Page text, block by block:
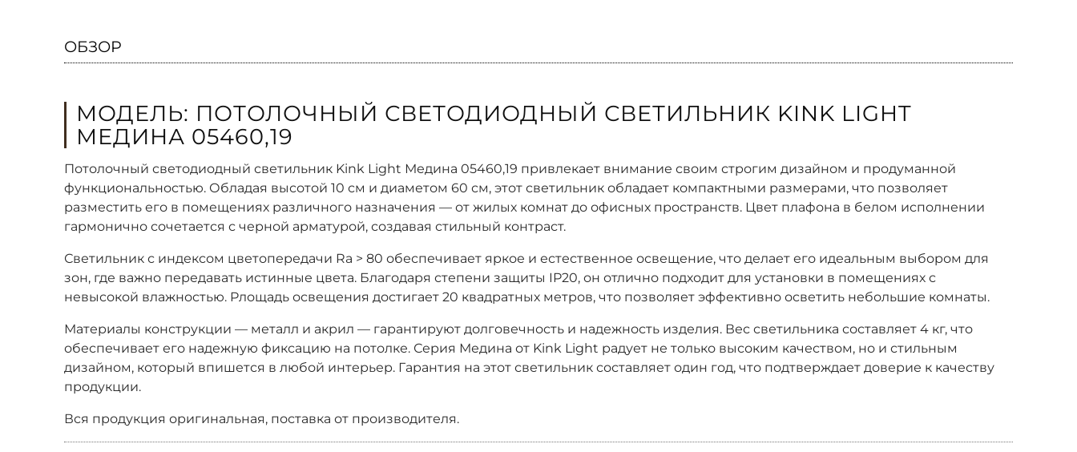
ОБЗОР
МОДЕЛЬ: ПОТОЛОЧНЫЙ СВЕТОДИОДНЫЙ СВЕТИЛЬНИК KINK LIGHT
МЕДИНА 05460,19
Потолочный светодиодный светильник Kink Light Медина 05460,19 привлекает внимание своим строгим дизайном и продуманной
функциональностью. Обладая высотой 10 см и диаметом 60 см, этот светильник обладает компактными размерами, что позволяет
разместить его в помещениях различного назначения — от жилых комнат до офисных пространств. Цвет плафона в белом исполнении
гармонично сочетается с черной арматурой, создавая стильный контраст.
Светильник с индексом цветопередачи Ra > 80 обеспечивает яркое и естественное освещение, что делает его идеальным выбором для
зон, где важно передавать истинные цвета. Благодаря степени защиты IP20, он отлично подходит для установки в помещениях с
невысокой влажностью. Pлощадь освещения достигает 20 квадратных метров, что позволяет эффективно осветить небольшие комнаты.
Материалы конструкции — металл и акрил — гарантируют долговечность и надежность изделия. Вес светильника составляет 4 кг, что
обеспечивает его надежную фиксацию на потолке. Серия Медина от Kink Light радует не только высоким качеством, но и стильным
дизайном, который впишется в любой интерьер. Гарантия на этот светильник составляет один год, что подтверждает доверие к качеству
продукции.
Вся продукция оригинальная, поставка от производителя.